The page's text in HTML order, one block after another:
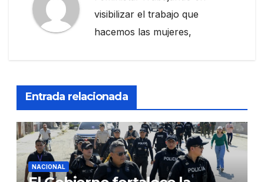
visibilizar el trabajo que
hacemos las mujeres,
Entrada relacionada
NACIONAL